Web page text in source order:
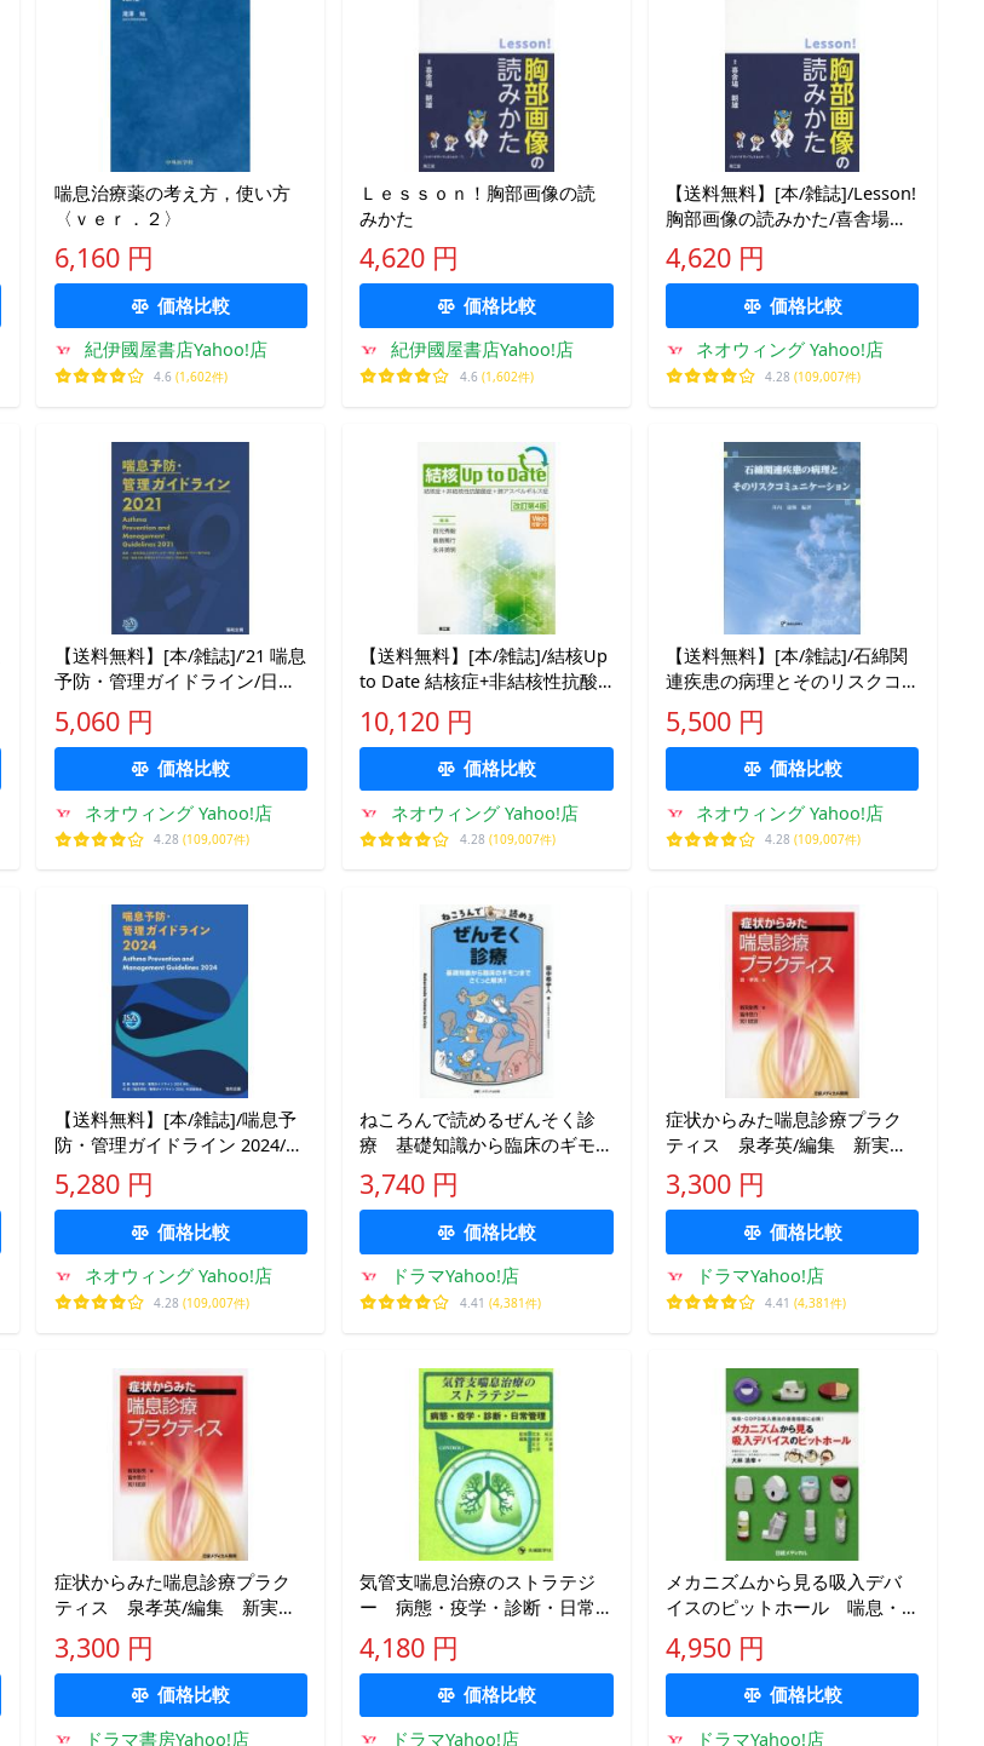
喘息治療薬の考え方，使い方
〈ｖｅｒ．２〉
6,160 円
価格比較
紀伊國屋書店Yahoo!店
4.6 (1,602件)
Ｌｅｓｓｏｎ！胸部画像の読
みかた
4,620 円
価格比較
紀伊國屋書店Yahoo!店
4.6 (1,602件)
【送料無料】[本/雑誌]/Lesson!
胸部画像の読みかた/喜舎場朝
雄/編集
4,620 円
価格比較
ネオウィング Yahoo!店
4.28 (109,007件)
【送料無料】[本/雑誌]/’21 喘息
予防・管理ガイドライン/日本
アレルギー学会喘息ガイドラ
イン専門部会/監修 「喘息予
防・管理ガイドライン2021」
作成委
5,060 円
価格比較
ネオウィング Yahoo!店
4.28 (109,007件)
【送料無料】[本/雑誌]/結核Up
to Date 結核症+非結核性抗酸
菌症+肺アスペルギルス症/四元
秀毅/編集 倉島篤行/編集 永井
英明/編集 倉島篤行/〔ほか〕執
10,120 円
価格比較
ネオウィング Yahoo!店
4.28 (109,007件)
【送料無料】[本/雑誌]/石綿関
連疾患の病理とそのリスクコ
ミュニケ/井内康輝/編著
5,500 円
価格比較
ネオウィング Yahoo!店
4.28 (109,007件)
【送料無料】[本/雑誌]/喘息予
防・管理ガイドライン 2024/喘
息予防・管理ガイド『喘息予
防・管理ガイ
5,280 円
価格比較
ネオウィング Yahoo!店
4.28 (109,007件)
ねころんで読めるぜんそく診
療 基礎知識から臨床のギモ
ンまでさくっと解決! 田中希
宇人/著
3,740 円
価格比較
ドラマYahoo!店
4.41 (4,381件)
症状からみた喘息診療プラク
ティス 泉孝英/編集 新実彰
男/著 富井啓介/著 宮川武
彦/著
3,300 円
価格比較
ドラマYahoo!店
4.41 (4,381件)
症状からみた喘息診療プラク
ティス 泉孝英/編集 新実彰
男/著 富井啓介/著 宮川武
彦/著
3,300 円
価格比較
ドラマ書房Yahoo!店
気管支喘息治療のストラテジ
ー 病態・疫学・診断・日常
管理 宮本昭正/監修 飯倉洋
治/編集 足立満/編集 大田
健/編集
4,180 円
価格比較
ドラマYahoo!店
メカニズムから見る吸入デバ
イスのピットホール 喘息・
COPD吸入療法の患者指導に必
携! 大林浩幸/著
4,950 円
価格比較
ドラマYahoo!店